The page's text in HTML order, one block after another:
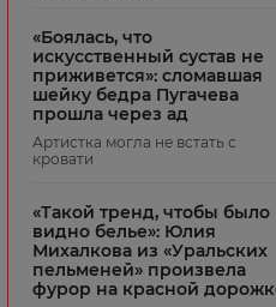
«Боялась, что
искусственный сустав не
приживется»: сломавшая
шейку бедра Пугачева
прошла через ад
Артистка могла не встать с
кровати
«Такой тренд, чтобы было
видно белье»: Юлия
Михалкова из «Уральских
пельменей» произвела
фурор на красной